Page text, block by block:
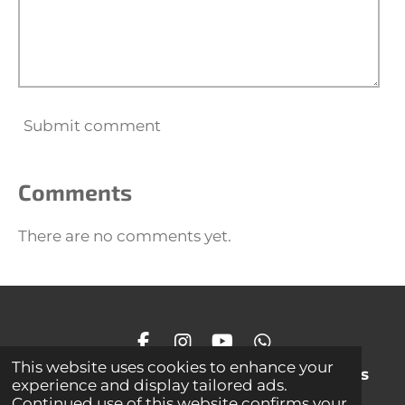
This website uses cookies to enhance your
experience and display tailored ads.
Submit comment
Comments
There are no comments yet.
F
a
c
I
n
s
Y
o
u
W
h
a
© 2026 Visas tiesības aizsargātasFS Ventspils